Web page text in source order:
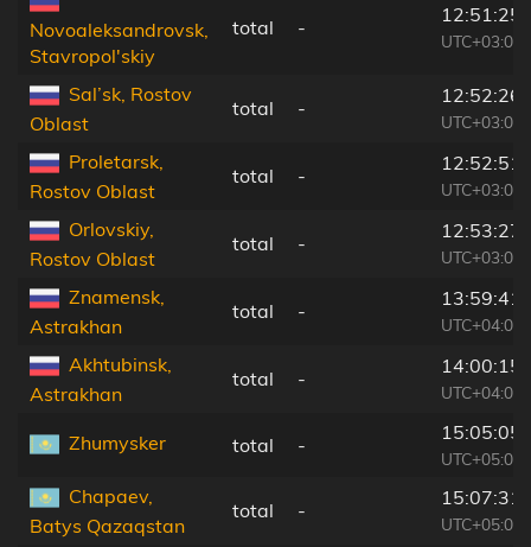
Novoaleksandrovsk,
Stavropol'skiy
total -
12:51:25
UTC+03:00
Sal’sk, Rostov
Oblast
total -
12:52:26
UTC+03:00
Proletarsk,
Rostov Oblast
total -
12:52:51
UTC+03:00
Orlovskiy,
Rostov Oblast
total -
12:53:27
UTC+03:00
Znamensk,
Astrakhan
total -
13:59:41
UTC+04:00
Akhtubinsk,
Astrakhan
total -
14:00:15
UTC+04:00
Zhumysker total -
15:05:05
UTC+05:00
Chapaev,
Batys Qazaqstan
total -
15:07:31
UTC+05:00